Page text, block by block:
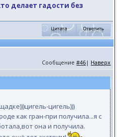
делает гадости без
Сообщение#46 | Наверх
цигель)))
как гран-при получила...я с
она и получила.